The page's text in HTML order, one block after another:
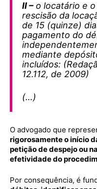
II –o locatário e
rescisão da
de 15 (quinze)
pagamento do
mediante
incluídos:
12.112, de 2009)
(…)
O advogado que
rigorosamente o início
petição de despejo ou
efetividade do
Por consequência, é